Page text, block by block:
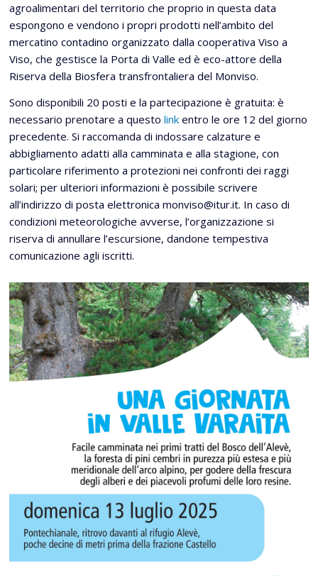
agroalimentari del territorio che proprio in questa data
espongono e vendono i propri prodotti nell’ambito del
mercatino contadino organizzato dalla cooperativa Viso a
Viso, che gestisce la Porta di Valle ed è eco-attore della
Riserva della Biosfera transfrontaliera del Monviso.
Sono disponibili 20 posti e la partecipazione è gratuita: è
necessario prenotare a questo link entro le ore 12 del giorno
precedente. Si raccomanda di indossare calzature e
abbigliamento adatti alla camminata e alla stagione, con
particolare riferimento a protezioni nei confronti dei raggi
solari; per ulteriori informazioni è possibile scrivere
all’indirizzo di posta elettronica monviso@itur.it. In caso di
condizioni meteorologiche avverse, l’organizzazione si
riserva di annullare l’escursione, dandone tempestiva
comunicazione agli iscritti.